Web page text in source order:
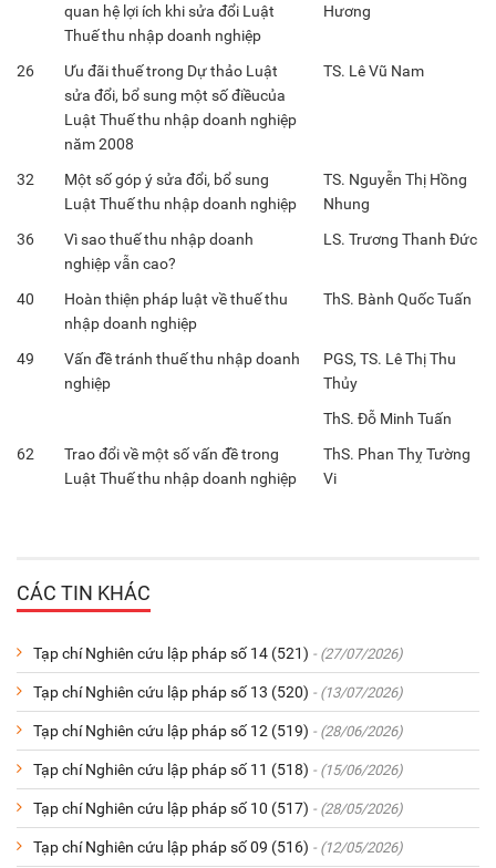
quan hệ lợi ích khi sửa đổi Luật
Thuế thu nhập doanh nghiệp
Hương
26
Ưu đãi thuế trong Dự thảo Luật
sửa đổi, bổ sung một số điềucủa
Luật Thuế thu nhập doanh nghiệp
năm 2008
TS. Lê Vũ Nam
32
Một số góp ý sửa đổi, bổ sung
Luật Thuế thu nhập doanh nghiệp
TS. Nguyễn Thị Hồng
Nhung
36
Vì sao thuế thu nhập doanh
nghiệp vẫn cao?
LS. Trương Thanh Đức
40
Hoàn thiện pháp luật về thuế thu
nhập doanh nghiệp
ThS. Bành Quốc Tuấn
49
Vấn đề tránh thuế thu nhập doanh
nghiệp
PGS, TS. Lê Thị Thu
Thủy
ThS. Đỗ Minh Tuấn
62
Trao đổi về một số vấn đề trong
Luật Thuế thu nhập doanh nghiệp
ThS. Phan Thỵ Tường
Vi
CÁC TIN KHÁC
Tạp chí Nghiên cứu lập pháp số 14 (521) - (27/07/2026)
Tạp chí Nghiên cứu lập pháp số 13 (520) - (13/07/2026)
Tạp chí Nghiên cứu lập pháp số 12 (519) - (28/06/2026)
Tạp chí Nghiên cứu lập pháp số 11 (518) - (15/06/2026)
Tạp chí Nghiên cứu lập pháp số 10 (517) - (28/05/2026)
Tạp chí Nghiên cứu lập pháp số 09 (516) - (12/05/2026)